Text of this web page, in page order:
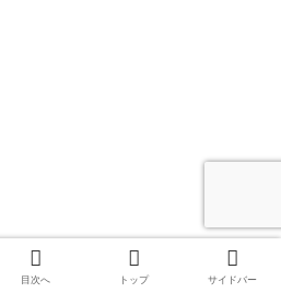
目次へ トップ サイドバー